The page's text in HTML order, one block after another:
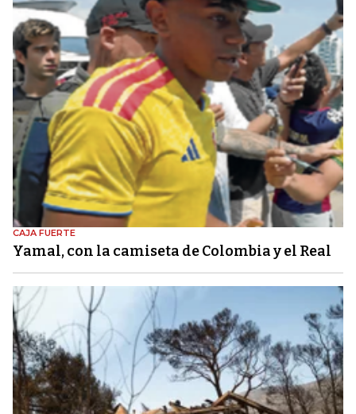
CAJA FUERTE
Yamal, con la camiseta de Colombia y el Real